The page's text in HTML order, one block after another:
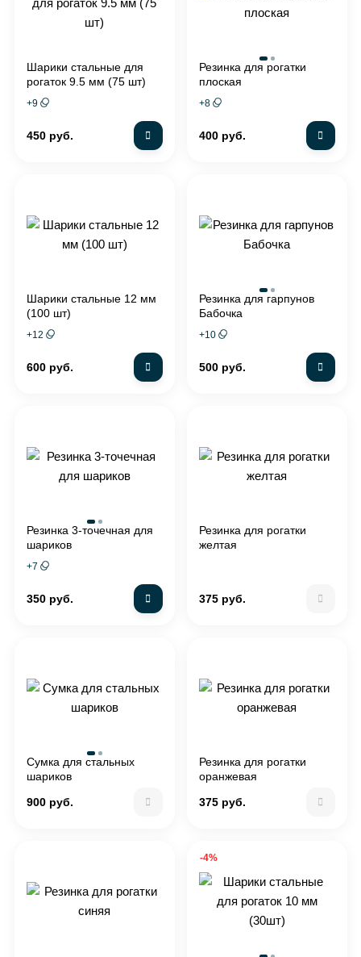
Шарики стальные для
рогаток 9.5 мм (75 шт)
+9
450 руб.
Резинка для рогатки
плоская
+8
400 руб.
Шарики стальные 12 мм
(100 шт)
+12
600 руб.
Резинка для гарпунов
Бабочка
+10
500 руб.
Резинка 3-точечная для
шариков
+7
350 руб.
Резинка для рогатки
желтая
375 руб.
Сумка для стальных
шариков
900 руб.
Резинка для рогатки
оранжевая
375 руб.
-4%